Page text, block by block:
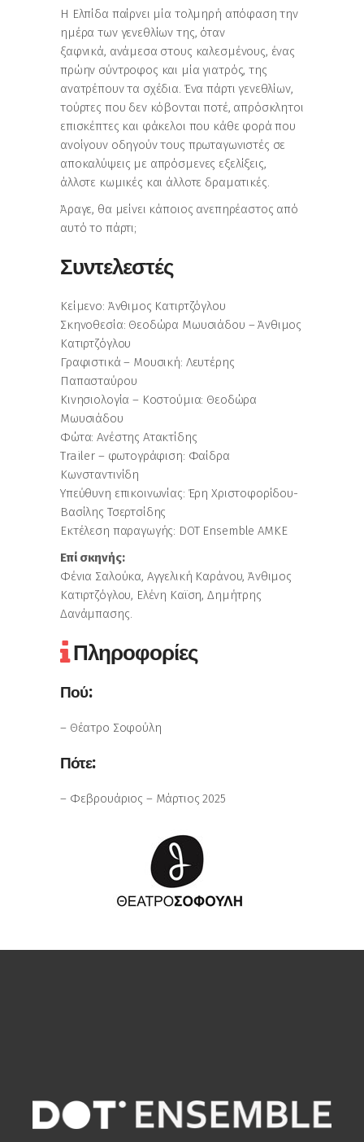
H Ελπίδα παίρνει μία τολμηρή απόφαση την
ημέρα των γενεθλίων της, όταν
ξαφνικά, ανάμεσα στους καλεσμένους, ένας
πρώην σύντροφος και μία γιατρός, της
ανατρέπουν τα σχέδια. Ένα πάρτι γενεθλίων,
τούρτες που δεν κόβονται ποτέ, απρόσκλητοι
επισκέπτες και φάκελοι που κάθε φορά που
ανοίγουν οδηγούν τους πρωταγωνιστές σε
αποκαλύψεις με απρόσμενες εξελίξεις,
άλλοτε κωμικές και άλλοτε δραματικές.
Άραγε, θα μείνει κάποιος ανεπηρέαστος από
αυτό το πάρτι;
Συντελεστές
Κείμενο: Άνθιμος Κατιρτζόγλου
Σκηνοθεσία: Θεοδώρα Μωυσιάδου – Άνθιμος
Κατιρτζόγλου
Γραφιστικά – Μουσική: Λευτέρης
Παπασταύρου
Κινησιολογία – Κοστούμια: Θεοδώρα
Μωυσιάδου
Φώτα: Ανέστης Ατακτίδης
Trailer – φωτογράφιση: Φαίδρα
Κωνσταντινίδη
Υπεύθυνη επικοινωνίας: Έρη Χριστοφορίδου-
Βασίλης Τσερτσίδης
Εκτέλεση παραγωγής: DOT Ensemble ΑΜΚΕ
Επί σκηνής:
Φένια Σαλούκα, Αγγελική Καράνου, Άνθιμος
Κατιρτζόγλου, Ελένη Καϊση, Δημήτρης
Δανάμπασης.
Πληροφορίες
Πού:
– Θέατρο Σοφούλη
Πότε:
– Φεβρουάριος – Μάρτιος 2025